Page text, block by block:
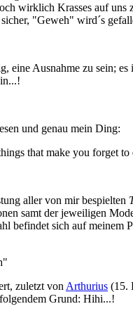
wirklich Krasses auf uns
"Geweh" wird´s
eine Ausnahme zu sein; es
und genau mein Ding:
that make you forget
aller von mir bespielten
samt der jeweiligen
befindet sich auf meinem
zuletzt von Arthurius (15.
Grund: Hihi...!